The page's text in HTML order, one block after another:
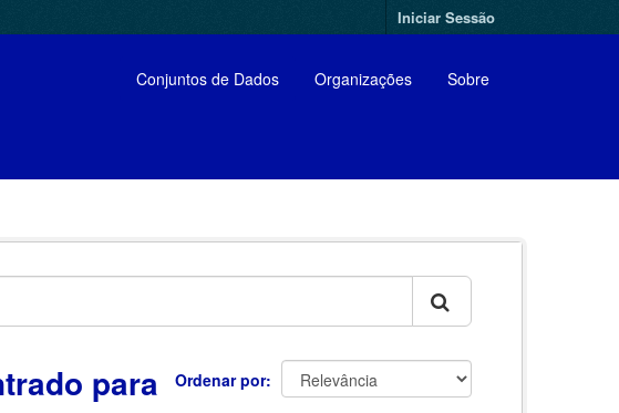
Iniciar Sessão
Conjuntos de Dados Organizações Sobre
Ordenar por
para